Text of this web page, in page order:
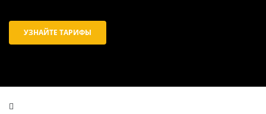
УЗНАЙТЕ ТАРИФЫ